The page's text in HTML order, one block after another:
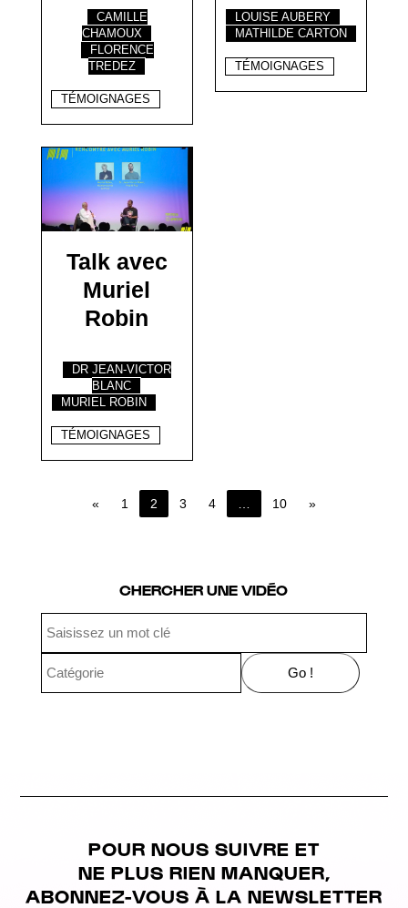
CAMILLE
CHAMOUX
FLORENCE
TREDEZ
TÉMOIGNAGES
LOUISE AUBERY
MATHILDE CARTON
TÉMOIGNAGES
Talk avec
Muriel
Robin
DR JEAN-VICTOR
BLANC
MURIEL ROBIN
TÉMOIGNAGES
« 1 2 3 4 … 10 »
CHERCHER UNE VIDÉO
POUR NOUS SUIVRE ET
NE PLUS RIEN MANQUER,
ABONNEZ-VOUS À LA NEWSLETTER